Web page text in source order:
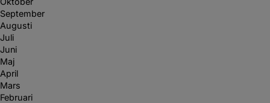
September
Augusti
Juli
Juni
Maj
April
Mars
Februari